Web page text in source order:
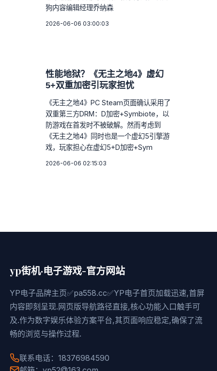
狗内容编辑经理乔纳森
2026-06-06 03:00:03
性能地狱？《无主之地4》虚幻
5+双重加密引玩家担忧
《无主之地4》PC Steam页面确认采用了
双重第三方DRM：D加密+Symbiote，以
防游戏在首发时不被破解。然而考虑到
《无主之地4》同时也是一个虚幻5引擎游
戏，玩家担心在虚幻5+D加密+Sym
2026-06-06 02:15:03
yp街机·电子游戏-官方网站
YP电子品牌主页✅pa558.cc✅YP电子首页加载迅速,首屏
内容即刻呈现.网页版导航路径直接,核心功能入口触手可
及.作为数字娱乐体验方案平台,其页面响应稳定,确保了流
畅的浏览与操作过程.
联系电话：18376984590